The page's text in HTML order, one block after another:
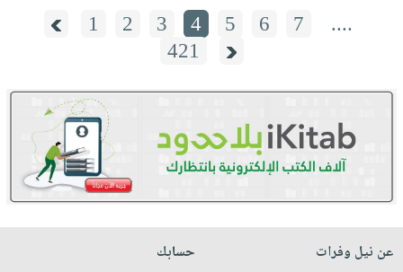
1 2 3 4 5 6 7
....
421
عن نيل وفرات
حسابك